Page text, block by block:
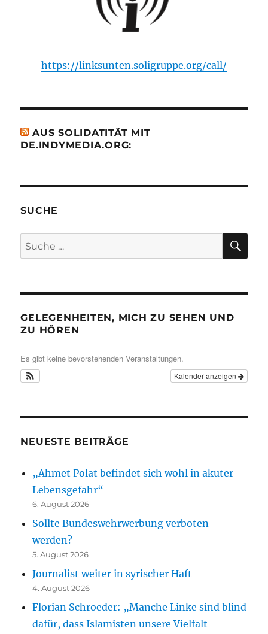
https://linksunten.soligruppe.org/call/
AUS SOLIDATITÄT MIT
DE.INDYMEDIA.ORG:
SUCHE
Suche
nach:
GELEGENHEITEN, MICH ZU SEHEN UND
ZU HÖREN
Es gibt keine bevorstehenden Veranstaltungen.
Kalender anzeigen
NEUESTE BEITRÄGE
„Ahmet Polat befindet sich wohl in akuter
Lebensgefahr“
6. August 2026
Sollte Bundeswehrwerbung verboten
werden?
5. August 2026
Journalist weiter in syrischer Haft
4. August 2026
Florian Schroeder: „Manche Linke sind blind
dafür, dass Islamisten unsere Vielfalt